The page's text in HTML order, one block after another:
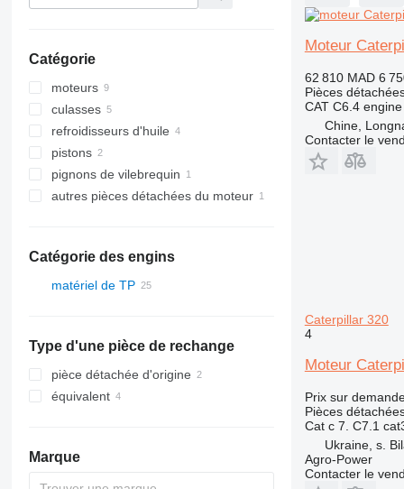
Catégorie
moteurs
culasses
refroidisseurs d'huile
pistons
pignons de vilebrequin
autres pièces détachées du moteur
Catégorie des engins
matériel de TP
bulldozers
autre matériel TP
Type d'une pièce de rechange
pièce détachée d'origine
équivalent
Marque
Moteur
62 810 MAD 6
Pièces
CAT C6.4 engine
Chine,
Contacter le
Caterpillar 320
4
Moteur
Prix sur
Pièces
Cat c 7. C7.1
Ukraine, s.
Agro-Power
Contacter le